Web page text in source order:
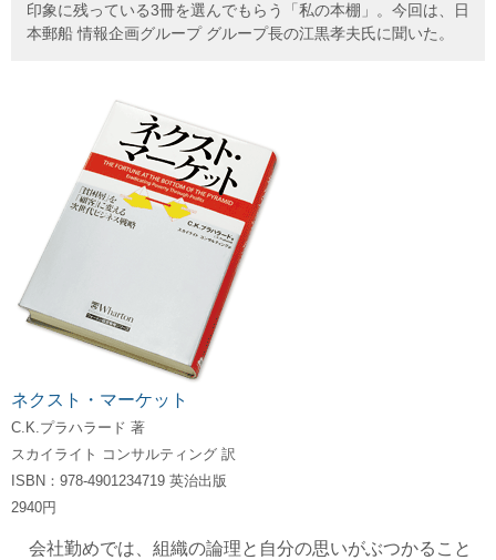
印象に残っている3冊を選んでもらう「私の本棚」。今回は、日
本郵船 情報企画グループ グループ長の江黒孝夫氏に聞いた。
ネクスト・マーケット
C.K.プラハラード 著
スカイライト コンサルティング 訳
ISBN：978-4901234719 英治出版
2940円
会社勤めでは、組織の論理と自分の思いがぶつかること